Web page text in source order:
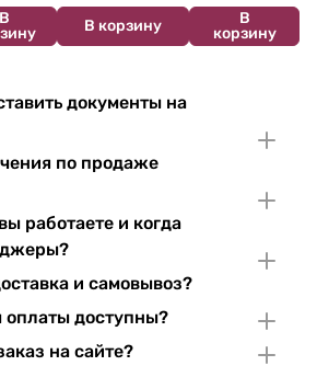
В
В корзину
В
корзину
документы на
по продаже
работаете и когда
и самовывоз?
оплаты доступны?
на сайте?